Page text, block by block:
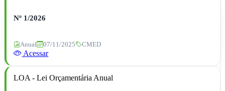
Nº 1/2026
Anual 07/11/2025 CMED
Acessar
LOA - Lei Orçamentária Anual